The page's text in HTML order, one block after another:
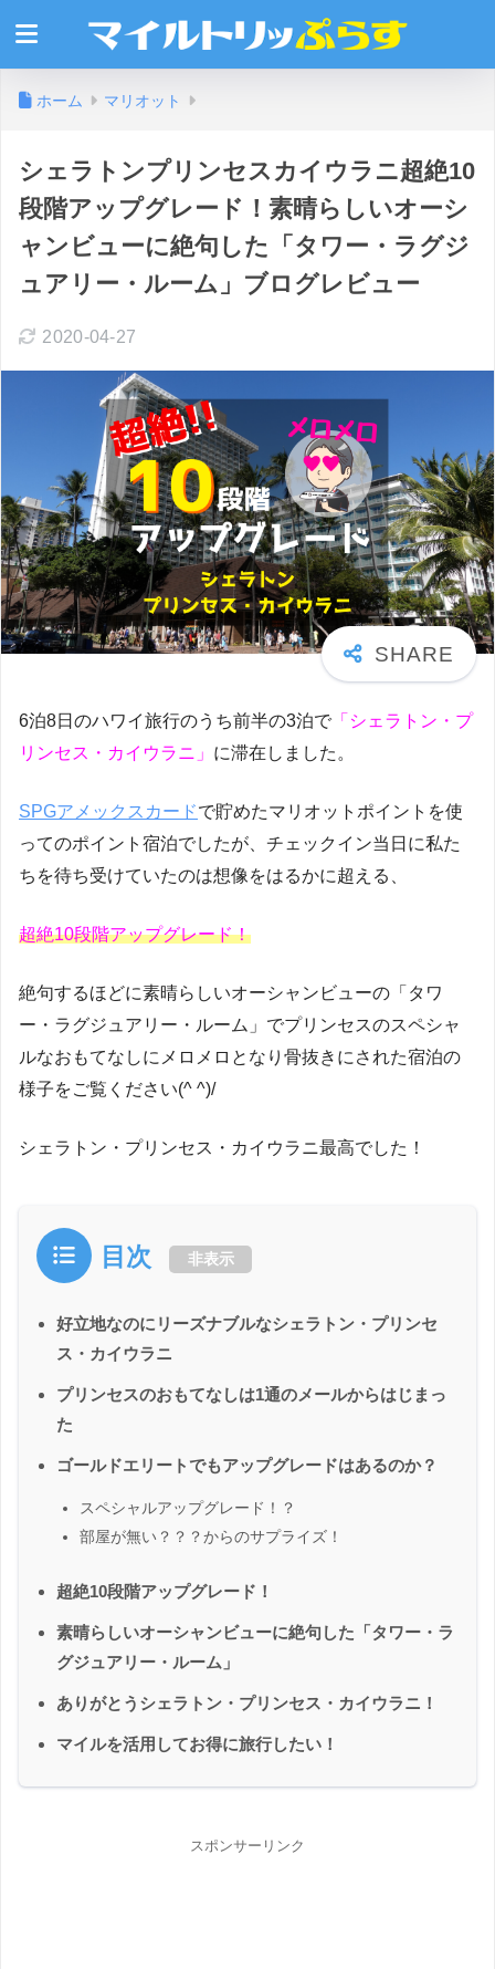
ホーム マリオット
シェラトンプリンセスカイウラニ超絶10
段階アップグレード！素晴らしいオーシ
ャンビューに絶句した「タワー・ラグジ
ュアリー・ルーム」ブログレビュー
2020-04-27
6泊8日のハワイ旅行のうち前半の3泊で 「シェラトン・プ
リンセス・カイウラニ」 に滞在しました。
SPGアメックスカードで貯めたマリオットポイントを使
ってのポイント宿泊でしたが、チェックイン当日に私た
ちを待ち受けていたのは想像をはるかに超える、
超絶10段階アップグレード！
絶句するほどに素晴らしいオーシャンビューの「タワ
ー・ラグジュアリー・ルーム」でプリンセスのスペシャ
ルなおもてなしにメロメロとなり骨抜きにされた宿泊の
様子をご覧ください(^ ^)/
シェラトン・プリンセス・カイウラニ最高でした！
目次 非表示
好立地なのにリーズナブルなシェラトン・プリンセ
ス・カイウラニ
プリンセスのおもてなしは1通のメールからはじまっ
た
ゴールドエリートでもアップグレードはあるのか？
スペシャルアップグレード！？
部屋が無い？？？からのサプライズ！
超絶10段階アップグレード！
素晴らしいオーシャンビューに絶句した「タワー・ラ
グジュアリー・ルーム」
ありがとうシェラトン・プリンセス・カイウラニ！
マイルを活用してお得に旅行したい！
スポンサーリンク